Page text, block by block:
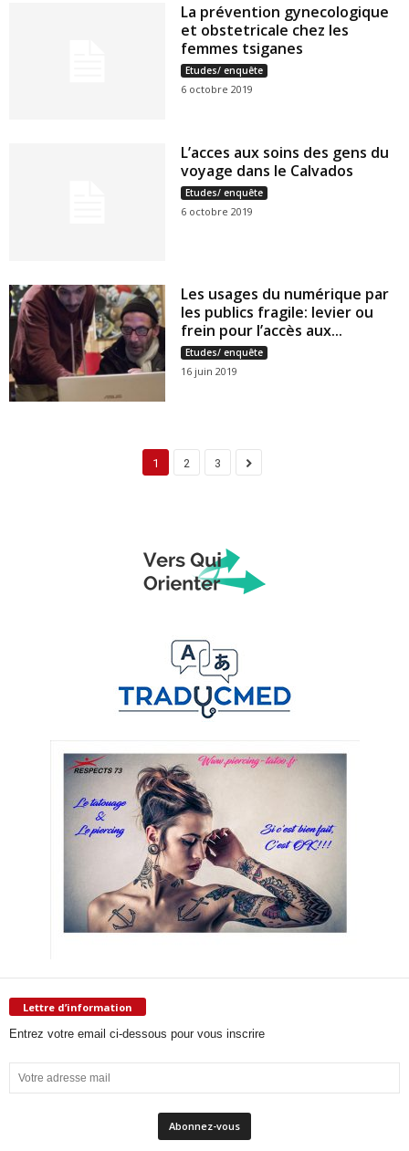
La prévention gynecologique
et obstetricale chez les
femmes tsiganes
Etudes/ enquête
6 octobre 2019
L’acces aux soins des gens du
voyage dans le Calvados
Etudes/ enquête
6 octobre 2019
Les usages du numérique par
les publics fragile: levier ou
frein pour l’accès aux...
Etudes/ enquête
16 juin 2019
1 2 3
Lettre d’information
Entrez votre email ci-dessous pour vous inscrire